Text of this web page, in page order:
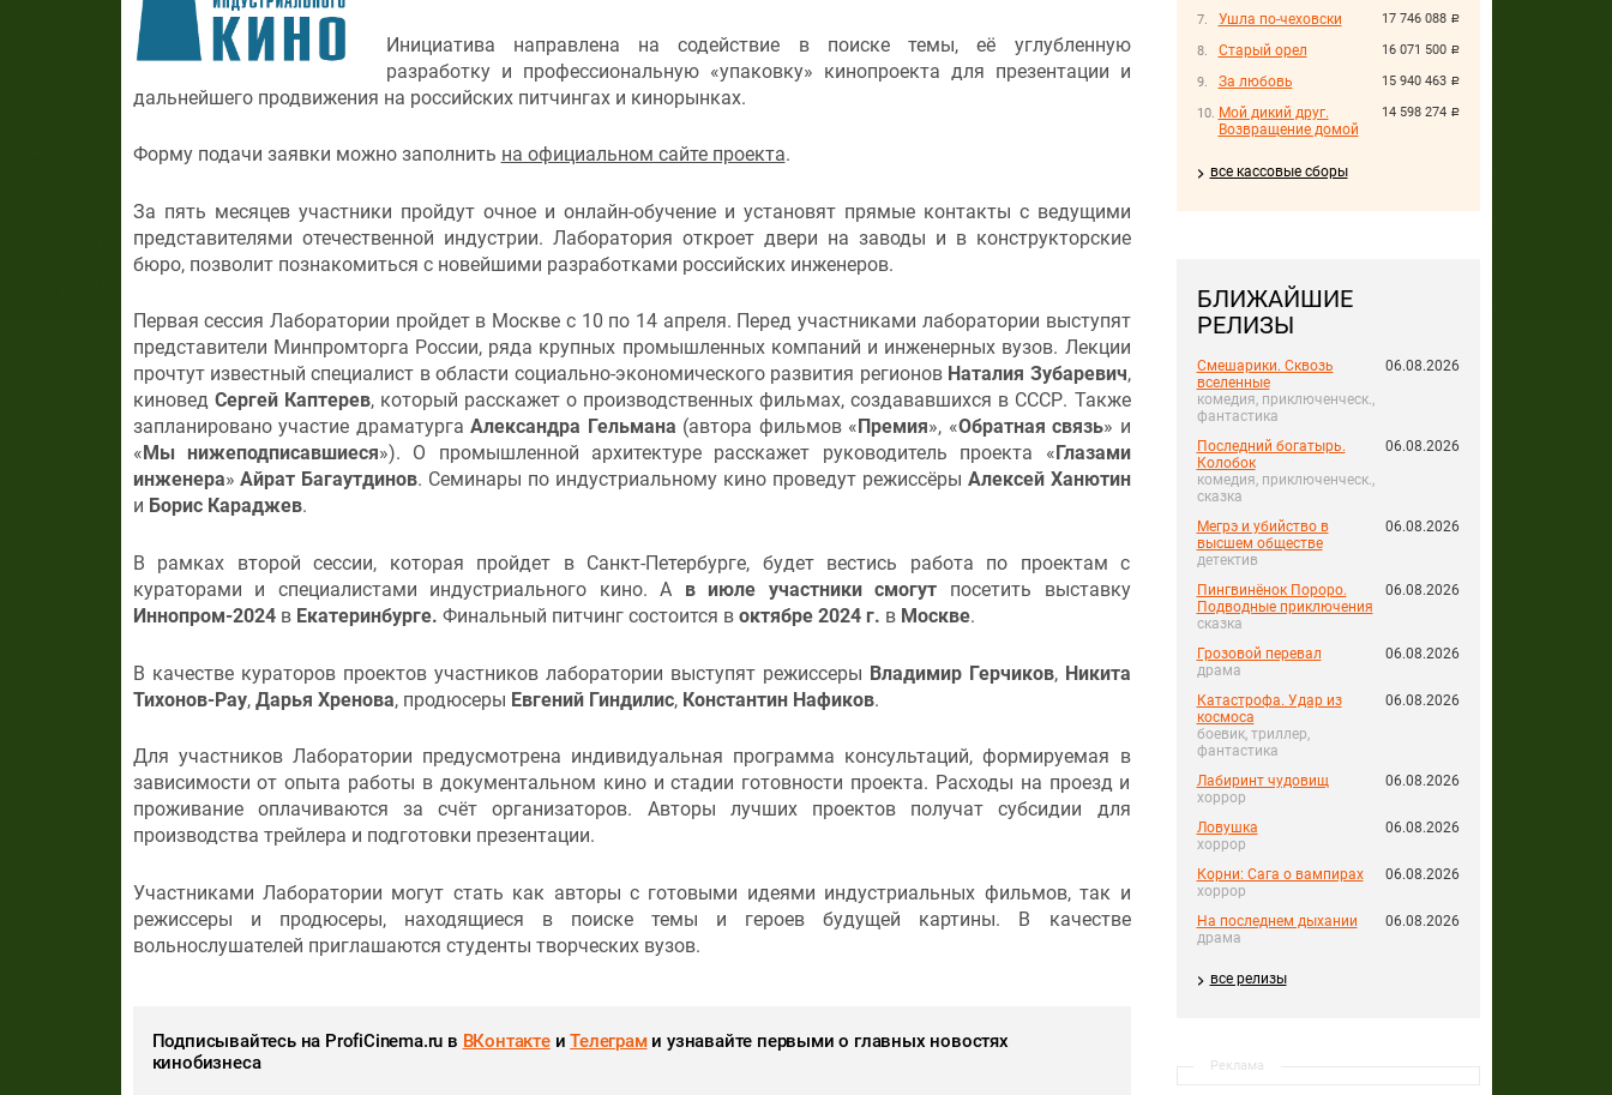
17 746 088 руб.
Ушла по-чеховски
16 071 500 руб.
Старый орел
15 940 463 руб.
За любовь
14 598 274 руб.
Мой дикий друг.
Возвращение домой
все кассовые сборы
БЛИЖАЙШИЕ
РЕЛИЗЫ
Смешарики. Сквозь
вселенные
комедия, приключенческ.,
фантастика
06.08.2026
Последний богатырь.
Колобок
комедия, приключенческ.,
сказка
06.08.2026
Мегрэ и убийство в
высшем обществе
детектив
06.08.2026
Пингвинёнок Пороро.
Подводные приключения
сказка
06.08.2026
Грозовой перевал
драма
06.08.2026
Катастрофа. Удар из
космоса
боевик, триллер,
фантастика
06.08.2026
Лабиринт чудовищ
хоррор
06.08.2026
Ловушка
хоррор
06.08.2026
Корни: Сага о вампирах
хоррор
06.08.2026
На последнем дыхании
драма
06.08.2026
все релизы
Реклама
Инициатива направлена на содействие в поиске темы, её углубленную
разработку и профессиональную «упаковку» кинопроекта для презентации и
дальнейшего продвижения на российских питчингах и кинорынках.
Форму подачи заявки можно заполнить на официальном сайте проекта.
За пять месяцев участники пройдут очное и онлайн-обучение и установят прямые контакты с ведущими
представителями отечественной индустрии. Лаборатория откроет двери на заводы и в конструкторские
бюро, позволит познакомиться с новейшими разработками российских инженеров.
Первая сессия Лаборатории пройдет в Москве с 10 по 14 апреля. Перед участниками лаборатории выступят
представители Минпромторга России, ряда крупных промышленных компаний и инженерных вузов. Лекции
прочтут известный специалист в области социально-экономического развития регионов Наталия Зубаревич,
киновед Сергей Каптерев, который расскажет о производственных фильмах, создававшихся в СССР. Также
запланировано участие драматурга Александра Гельмана (автора фильмов « Премия», «Обратная связь» и
« Мы нижеподписавшиеся»). О промышленной архитектуре расскажет руководитель проекта « Глазами
инженера»Айрат Багаутдинов. Семинары по индустриальному кино проведут режиссёры Алексей Ханютин
и Борис Караджев.
В рамках второй сессии, которая пройдет в Санкт-Петербурге, будет вестись работа по проектам с
кураторами и специалистами индустриального кино. А в июле участники смогут посетить выставку
Иннопром-2024 в Екатеринбурге. Финальный питчинг состоится в октябре 2024 г. в Москве.
В качестве кураторов проектов участников лаборатории выступят режиссеры Владимир Герчиков, Никита
Тихонов-Рау, Дарья Хренова, продюсеры Евгений Гиндилис, Константин Нафиков.
Для участников Лаборатории предусмотрена индивидуальная программа консультаций, формируемая в
зависимости от опыта работы в документальном кино и стадии готовности проекта. Расходы на проезд и
проживание оплачиваются за счёт организаторов. Авторы лучших проектов получат субсидии для
производства трейлера и подготовки презентации.
Участниками Лаборатории могут стать как авторы с готовыми идеями индустриальных фильмов, так и
режиссеры и продюсеры, находящиеся в поиске темы и героев будущей картины. В качестве
вольнослушателей приглашаются студенты творческих вузов.
Подписывайтесь на ProfiCinema.ru в ВКонтактеиТелеграми узнавайте первыми о главных новостях
кинобизнеса